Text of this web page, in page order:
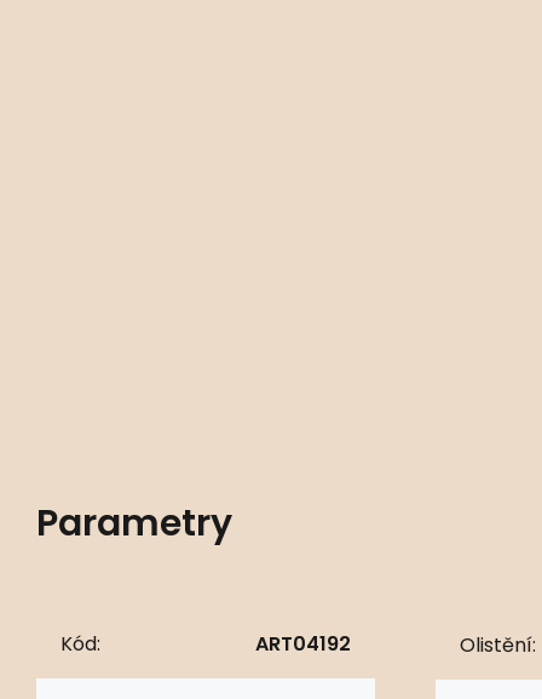
Parametry
Kód: ART04192 Olistění: